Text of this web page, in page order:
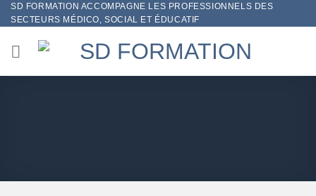
Passer
au
contenu
SD FORMATION ACCOMPAGNE LES PROFESSIONNELS DES
SECTEURS MÉDICO, SOCIAL ET ÉDUCATIF